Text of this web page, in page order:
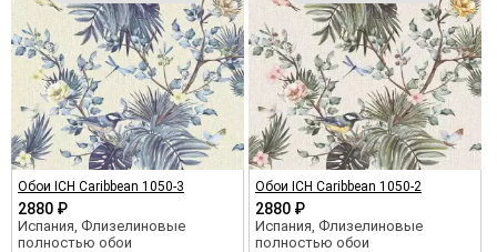
Обои ICH Caribbean 1050-3
2880 ₽
Испания, Флизелиновые
полностью обои
Обои ICH Caribbean 1050-2
2880 ₽
Испания, Флизелиновые
полностью обои